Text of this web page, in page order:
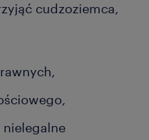
cudzoziemca,